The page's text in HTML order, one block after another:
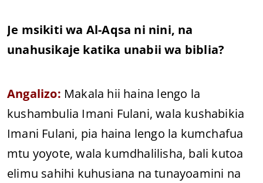
Je msikiti wa Al-Aqsa ni nini, na
unahusikaje katika unabii wa biblia?
Angalizo: Makala hii haina lengo la
kushambulia Imani Fulani, wala kushabikia
Imani Fulani, pia haina lengo la kumchafua
mtu yoyote, wala kumdhalilisha, bali kutoa
elimu sahihi kuhusiana na tunayoamini na